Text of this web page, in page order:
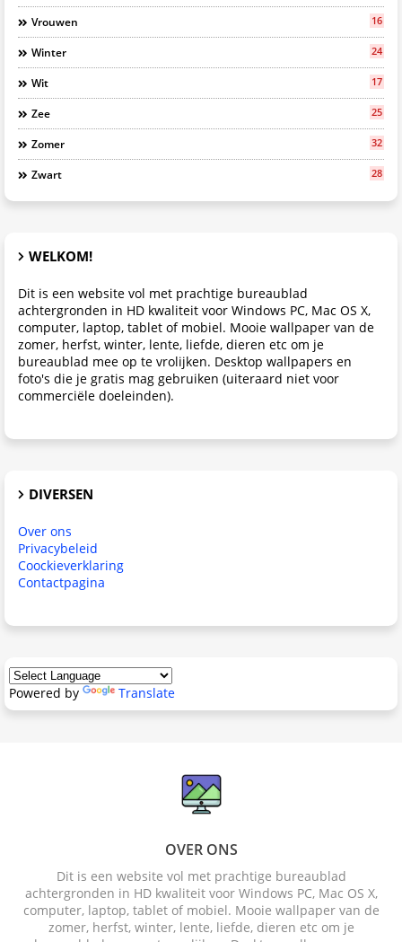
Vrouwen 16
Winter 24
Wit 17
Zee 25
Zomer 32
Zwart 28
WELKOM!
Dit is een website vol met prachtige bureaublad
achtergronden in HD kwaliteit voor Windows PC, Mac OS X,
computer, laptop, tablet of mobiel. Mooie wallpaper van de
zomer, herfst, winter, lente, liefde, dieren etc om je
bureaublad mee op te vrolijken. Desktop wallpapers en
foto's die je gratis mag gebruiken (uiteraard niet voor
commerciële doeleinden).
DIVERSEN
Over ons
Privacybeleid
Coockieverklaring
Contactpagina
Powered by Translate
OVER ONS
Dit is een website vol met prachtige bureaublad
achtergronden in HD kwaliteit voor Windows PC, Mac OS X,
computer, laptop, tablet of mobiel. Mooie wallpaper van de
zomer, herfst, winter, lente, liefde, dieren etc om je